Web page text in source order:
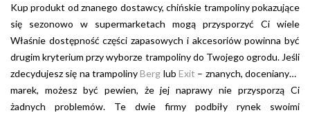
Kup produkt od znanego dostawcy, chińskie trampoliny pokazujące
się sezonowo w supermarketach mogą przysporzyć Ci wiele
problemów. Bardzo często zdarza się, że mają niewystarczająco
pozabezpieczane twarde i ostre elementy. Sprężyny w nich są w
zasięgu stópek malucha i bardzo łatwo może on się zranić.
Bezimienny produkt z reguły nie jest wytrzymały. Już w pierwszym
sezonie użytkowania konstrukcja staje się chwiejna i głośna przy
Właśnie dostępność części zapasowych i akcesoriów powinna być
drugim kryterium przy wyborze trampoliny do Twojego ogrodu. Jeśli
zdecydujesz się na trampolinyBerg lubExit – znanych, docenianych
marek, możesz być pewien, że jej naprawy nie przysporzą Ci
żadnych problemów. Te dwie firmy podbiły rynek swoimi